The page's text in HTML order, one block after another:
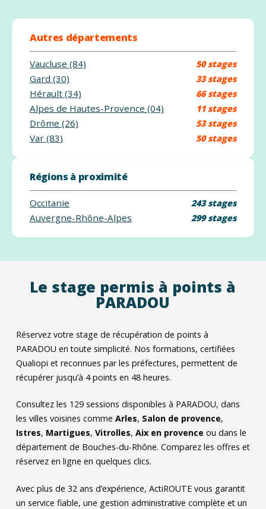
Autres départements
Vaucluse (84) 50 stages
Gard (30) 33 stages
Hérault (34) 66 stages
Alpes de Hautes-Provence (04) 11 stages
Drôme (26) 53 stages
Var (83) 50 stages
Régions à proximité
Occitanie 243 stages
Auvergne-Rhône-Alpes 299 stages
Le stage permis à points à
PARADOU
Réservez votre stage de récupération de points à
PARADOU en toute simplicité. Nos formations, certifiées
Qualiopi et reconnues par les préfectures, permettent de
récupérer jusqu’à 4 points en 48 heures.
Consultez les 129sessions disponibles à PARADOU, dans
les villes voisines comme Arles, Salon de provence,
Istres, Martigues, Vitrolles, Aix en provence ou dans le
département de Bouches-du-Rhône. Comparez les offres et
réservez en ligne en quelques clics.
Avec plus de 32 ans d’expérience, ActiROUTE vous garantit
un service fiable, une gestion administrative complète et un